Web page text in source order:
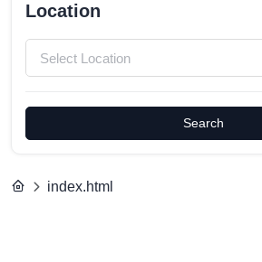
Location
Search
index.html